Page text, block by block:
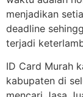
menjadikan
deadline
terjadi
ID Card Murah
kabupaten di